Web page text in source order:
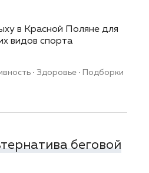
в Красной Поляне для
видов спорта
Здоровье
Подборки
беговой